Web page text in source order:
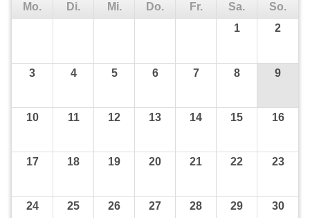
Mo. Di. Mi. Do. Fr. Sa.
So.
1
2
3 4 5 6 7 8 9
10 11 12 13 14 15 16
17 18 19 20 21 22 23
24 25 26 27 28 29 30